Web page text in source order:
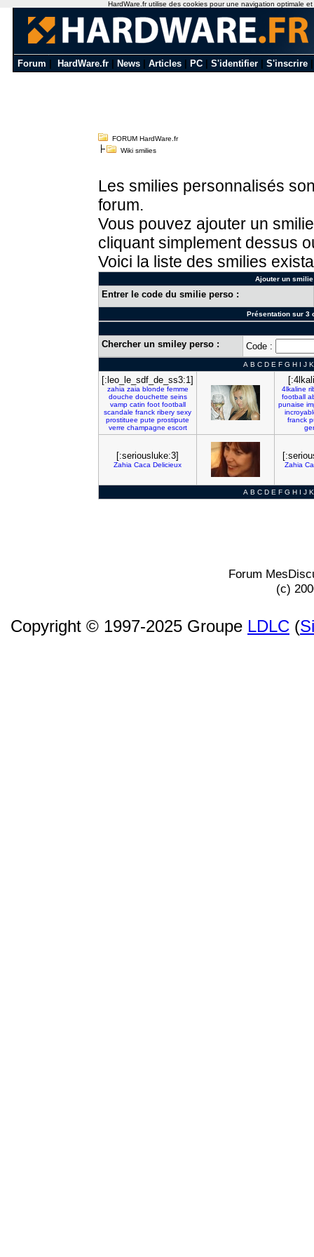
Forum HardWare.fr News Articles PC S'identifier S'inscrire
FORUM HardWare.fr
Wiki smilies
Les smilies personnalisés
forum.
Vous pouvez ajouter un
cliquant simplement dessus
Voici la liste des smilies
Ajouter un
Entrer le code du smilie perso :
Présentation sur 3
Chercher un smiley perso : Code :
A B C D E F G H I J K
[:leo_le_sdf_de_ss3:1]
zahia zaia blonde femme
douche douchette seins
vamp catin foot football
scandale franck ribery sexy
prostituee pute prostipute
verre champagne escort
4lkaline
football
punaise
franck
[:seriousluke:3]
Zahia Caca Delicieux Zahia
A B C D E F G H I J K
Forum
(c)
Copyright © 1997-2025 Groupe LDLC (
HardWare.fr utilise des cookies pour une navigation optimale